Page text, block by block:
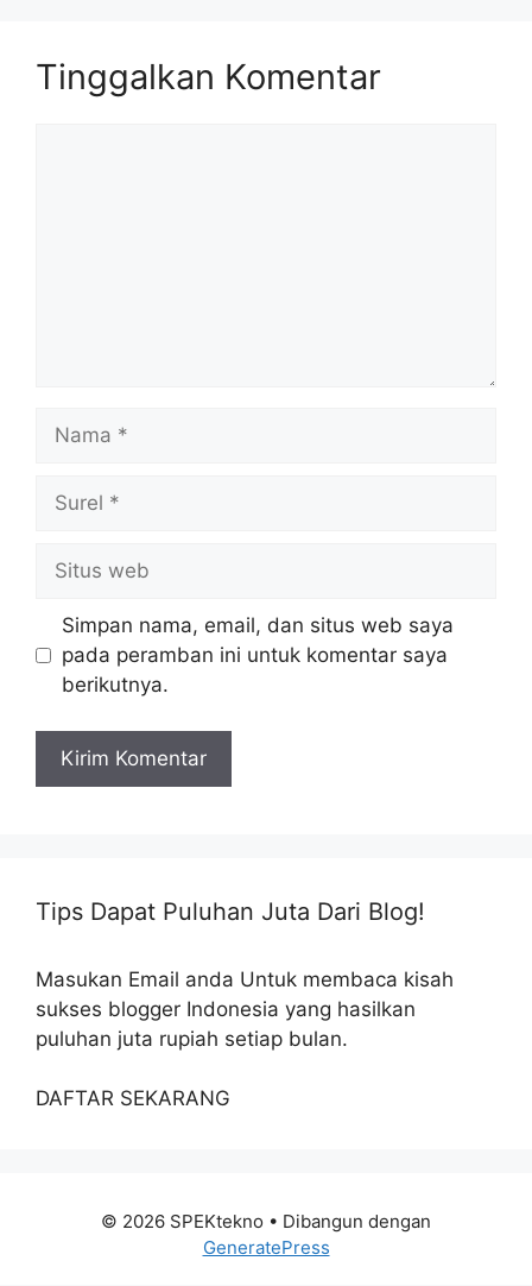
Tinggalkan Komentar
Nama
Surel
Situs
web
Simpan nama, email, dan situs web saya
pada peramban ini untuk komentar saya
berikutnya.
Tips Dapat Puluhan Juta Dari Blog!
Masukan Email anda Untuk membaca kisah
sukses blogger Indonesia yang hasilkan
puluhan juta rupiah setiap bulan.
DAFTAR SEKARANG
© 2026 SPEKtekno • Dibangun dengan
GeneratePress